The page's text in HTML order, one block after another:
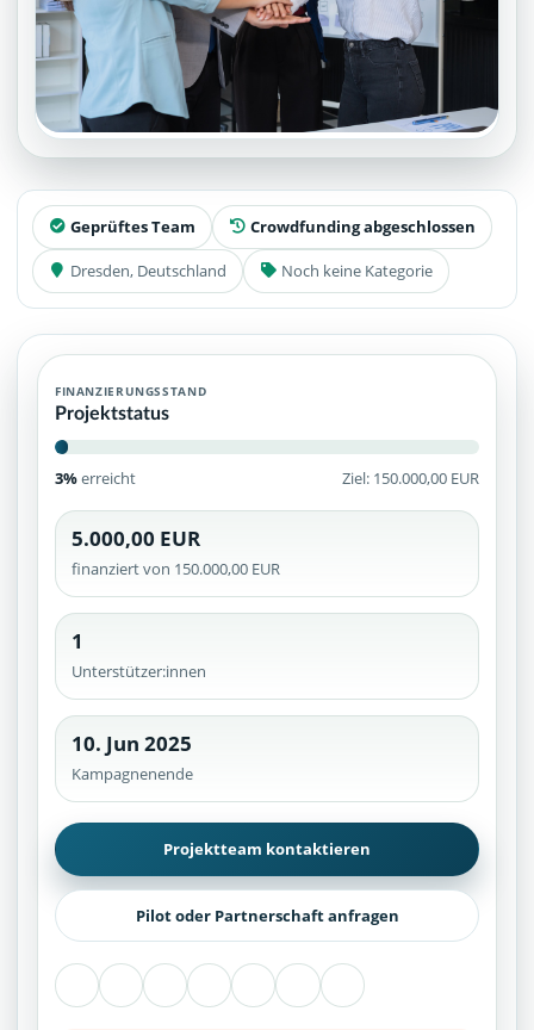
Geprüftes Team Crowdfunding abgeschlossen
Dresden, Deutschland Noch keine Kategorie
FINANZIERUNGSSTAND
Projektstatus
3%erreicht Ziel: 150.000,00 EUR
5.000,00 EUR
finanziert von 150.000,00 EUR
1
Unterstützer:innen
10. Jun 2025
Kampagnenende
Projektteam kontaktieren
Pilot oder Partnerschaft anfragen